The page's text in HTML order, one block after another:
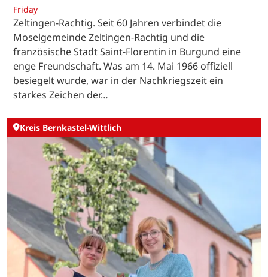
Friday
Zeltingen-Rachtig. Seit 60 Jahren verbindet die
Moselgemeinde Zeltingen-Rachtig und die
französische Stadt Saint-Florentin in Burgund eine
enge Freundschaft. Was am 14. Mai 1966 offiziell
besiegelt wurde, war in der Nachkriegszeit ein
starkes Zeichen der…
Kreis Bernkastel-Wittlich